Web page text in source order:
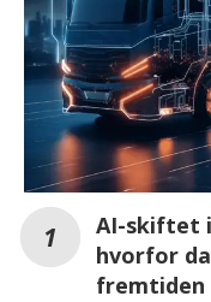
AI-skiftet
hvorfor
fremtiden